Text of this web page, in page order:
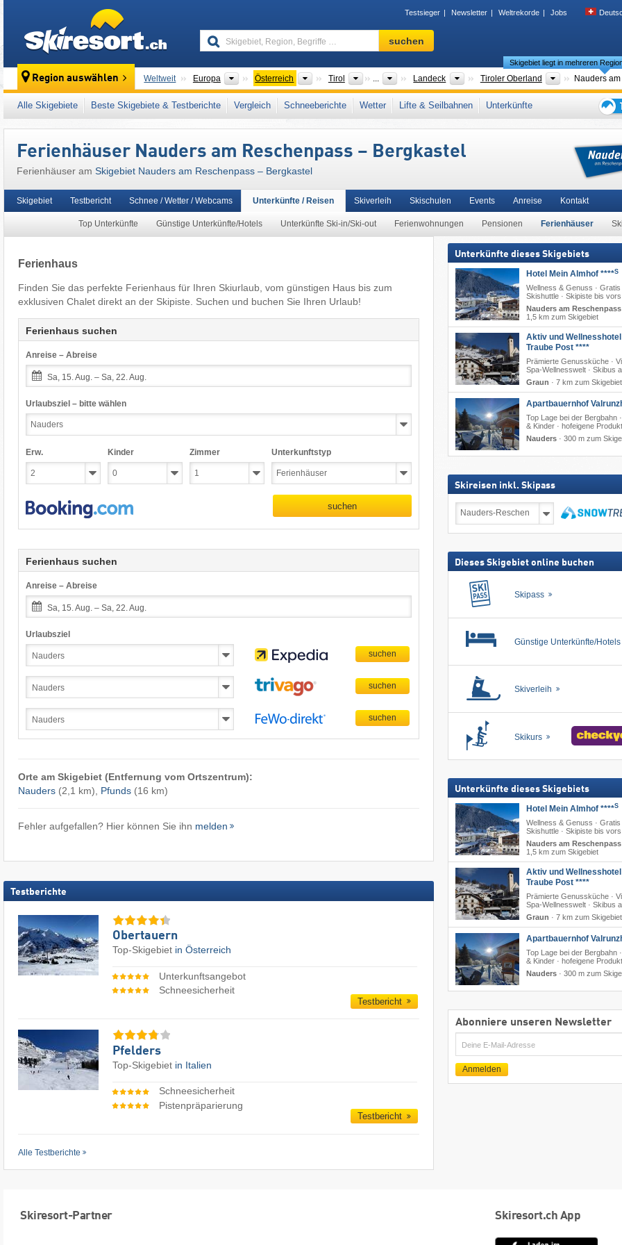
Testsieger Newsletter Weltrekorde Jobs
Skigebiet,
Region,
…
suchen
Region auswählen Weltweit Europa Kontinente
Österreich Länder
Tirol Bundesländer
... Landeck Bezirke
Tiroler Oberland
Skigebiet liegt in mehreren
Dieses Skigebiet liegt auch in: Reschenpass Zwei Länder Skiarena, Oberinntal Ötztaler Alpen Südtirol Skiarena Inntal,
Tiroler Alpen Zentrale Ostalpen Westösterreich , Österreichische Alpen
Mitteleuropa, Europäische Union
Alle Skigebiete Beste Skigebiete & Testberichte Vergleich Schneeberichte Wetter Lifte & Seilbahnen
Unterkünfte
den
Ferienhäuser Nauders am Reschenpass – Bergkastel
Ferienhäuser am Skigebiet Nauders am Reschenpass – Bergkastel
Skigebiet Testbericht Schnee / Wetter / Webcams Unterkünfte / Reisen
Top Unterkünfte Günstige Unterkünfte/Hotels Unterkünfte Ski-in/Ski-out Ferienwohnungen Pensionen Ferienhäuser
Skiverleih Skischulen Events Anreise Kontakt
Ferienhaus
Finden Sie das perfekte Ferienhaus für Ihren Skiurlaub, vom günstigen Haus bis zum
exklusiven Chalet direkt an der Skipiste. Suchen und buchen Sie Ihren Urlaub!
Ferienhaus suchen
Anreise – Abreise
Sa, 15. Aug. – Sa, 22. Aug.
Urlaubsziel – bitte wählen
Erw. Kinder Zimmer Unterkunftstyp
suchen
Ferienhaus suchen
Anreise – Abreise
Sa, 15. Aug. – Sa, 22. Aug.
Urlaubsziel
Orte am Skigebiet (Entfernung vom Ortszentrum):
Nauders(2,1 km), Pfunds(16 km)
Fehler aufgefallen? Hier können Sie ihn melden
Testberichte
Obertauern
Top-Skigebiet in Österreich
Unterkunftsangebot
Schneesicherheit
Testbericht
Pfelders
Top-Skigebiet in Italien
Schneesicherheit
Pistenpräparierung
Testbericht
Alle Testberichte
Unterkünfte dieses Skigebiets
Hotel Mein Almhof ****S
Wellness & Genuss · Gratis
Skishuttle · Skipiste bis
Nauders am Reschenpass
1,5 km zum Skigebiet
Aktiv und Wellnesshotel
Traube Post ****
Prämierte Genussküche ·
Spa-Wellnesswelt · Skibus
Graun · 7 km zum Skigebiet
Apartbauernhof
Top Lage bei der Bergbahn
& Kinder · hofeigene
Nauders· 300 m zum
Skireisen inkl. Skipass
inkl.
Dieses Skigebiet online buchen
Skipass
Günstige Unterkünfte/Hotels
Skiverleih
Skikurs
Unterkünfte dieses Skigebiets
Hotel Mein Almhof ****S
Wellness & Genuss · Gratis
Skishuttle · Skipiste bis
Nauders am Reschenpass
1,5 km zum Skigebiet
Aktiv und Wellnesshotel
Traube Post ****
Prämierte Genussküche ·
Spa-Wellnesswelt · Skibus
Graun · 7 km zum Skigebiet
Apartbauernhof
Top Lage bei der Bergbahn
& Kinder · hofeigene
Nauders· 300 m zum
Abonniere unseren Newsletter
E-
Mail
Anmelden
Skiresort-Partner Skiresort.ch App